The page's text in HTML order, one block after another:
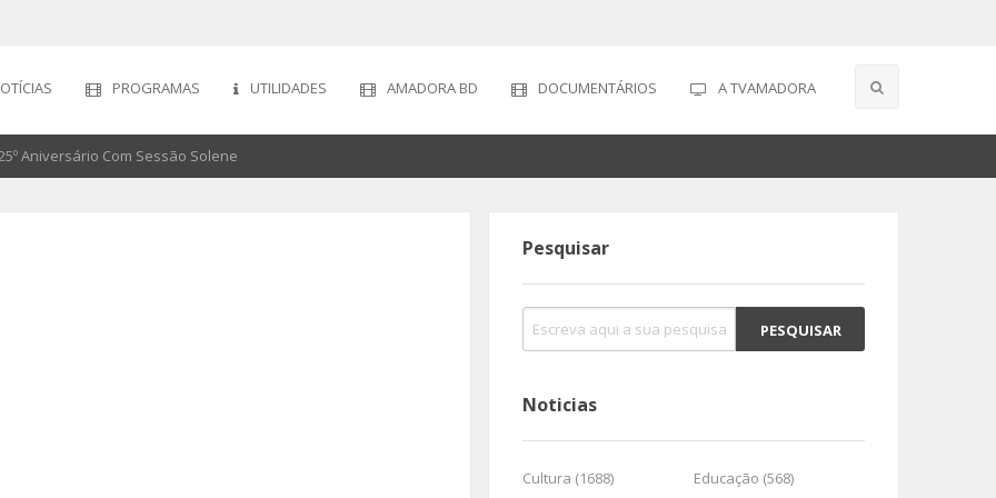
PROGRAMAS UTILIDADES AMADORA BD DOCUMENTÁRIOS A TVAMADORA
Aniversário Com Sessão Solene
Pesquisar
Noticias
Cultura (1688)
Educação (568)